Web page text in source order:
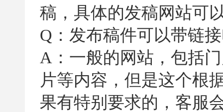
稿，具体的发稿网站可
Q：发布稿件可以带链
A：一般的网站，包括
片等内容，但是这个根
果有特别要求的，客服